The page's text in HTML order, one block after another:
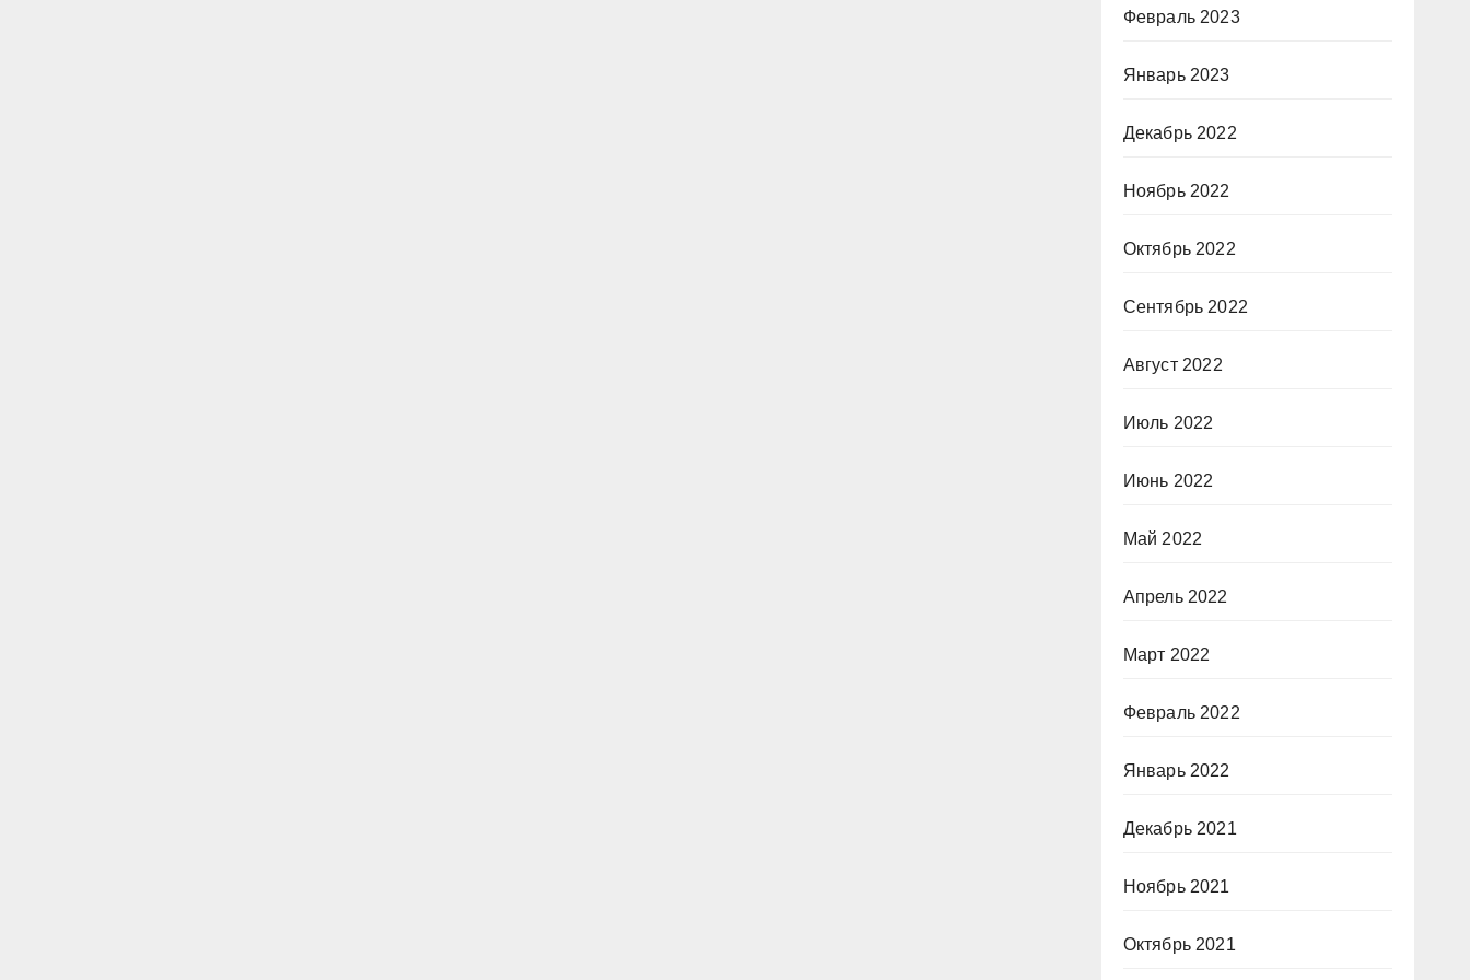
Февраль 2023
Январь 2023
Декабрь 2022
Ноябрь 2022
Октябрь 2022
Сентябрь 2022
Август 2022
Июль 2022
Июнь 2022
Май 2022
Апрель 2022
Март 2022
Февраль 2022
Январь 2022
Декабрь 2021
Ноябрь 2021
Октябрь 2021